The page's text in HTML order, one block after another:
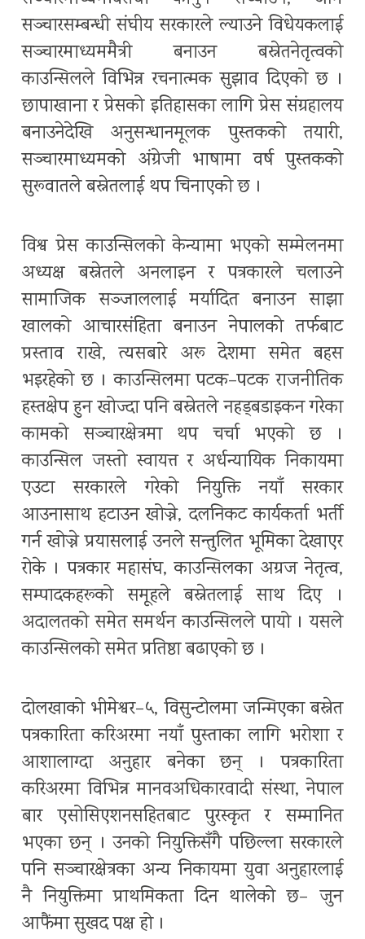
सञ्चारसम्बन्धी संघीय सरकारले ल्याउने विधेयकलाई
सञ्चारमाध्यममैत्री बनाउन बस्नेतनेतृत्वको
काउन्सिलले विभिन्न रचनात्मक सुझाव दिएको छ ।
छापाखाना र प्रेसको इतिहासका लागि प्रेस संग्रहालय
बनाउनेदेखि अनुसन्धानमूलक पुस्तकको तयारी,
सञ्चारमाध्यमको अंग्रेजी भाषामा वर्ष पुस्तकको
सुरूवातले बस्नेतलाई थप चिनाएको छ ।
विश्व प्रेस काउन्सिलको केन्यामा भएको सम्मेलनमा
अध्यक्ष बस्नेतले अनलाइन र पत्रकारले चलाउने
सामाजिक सञ्जाललाई मर्यादित बनाउन साझा
खालको आचारसंहिता बनाउन नेपालको तर्फबाट
प्रस्ताव राखे, त्यसबारे अरू देशमा समेत बहस
भइरहेको छ । काउन्सिलमा पटक–पटक राजनीतिक
हस्तक्षेप हुन खोज्दा पनि बस्नेतले नहड्बडाइकन गरेका
कामको सञ्चारक्षेत्रमा थप चर्चा भएको छ ।
काउन्सिल जस्तो स्वायत्त र अर्धन्यायिक निकायमा
एउटा सरकारले गरेको नियुक्ति नयाँ सरकार
आउनासाथ हटाउन खोज्ने, दलनिकट कार्यकर्ता भर्ती
गर्न खोज्ने प्रयासलाई उनले सन्तुलित भूमिका देखाएर
रोके । पत्रकार महासंघ, काउन्सिलका अग्रज नेतृत्व,
सम्पादकहरूको समूहले बस्नेतलाई साथ दिए ।
अदालतको समेत समर्थन काउन्सिलले पायो । यसले
काउन्सिलको समेत प्रतिष्ठा बढाएको छ ।
दोलखाको भीमेश्वर–५, विसुन्टोलमा जन्मिएका बस्नेत
पत्रकारिता करिअरमा नयाँ पुस्ताका लागि भरोशा र
आशालाग्दा अनुहार बनेका छन् । पत्रकारिता
करिअरमा विभिन्न मानवअधिकारवादी संस्था, नेपाल
बार एसोसिएशनसहितबाट पुरस्कृत र सम्मानित
भएका छन् । उनको नियुक्तिसँगै पछिल्ला सरकारले
पनि सञ्चारक्षेत्रका अन्य निकायमा युवा अनुहारलाई
नै नियुक्तिमा प्राथमिकता दिन थालेको छ– जुन
आफैंमा सुखद पक्ष हो ।